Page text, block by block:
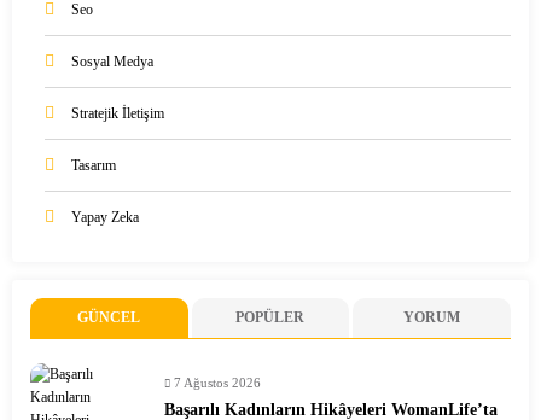
Seo
Sosyal Medya
Stratejik İletişim
Tasarım
Yapay Zeka
GÜNCEL POPÜLER YORUM
7 Ağustos 2026
Başarılı Kadınların Hikâyeleri WomanLife’ta